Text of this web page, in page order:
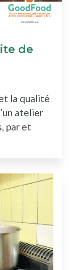
de
la qualité
atelier
par et